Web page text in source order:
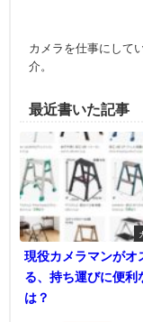
カメラを仕事にして
介。
最近書いた記事
現役カメラマンがオ
る、持ち運びに便利
は？